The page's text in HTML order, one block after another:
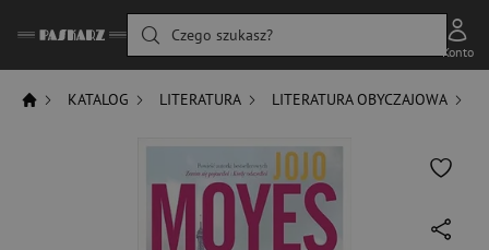
Czego szukasz?
Konto
KATALOG LITERATURA LITERATURA OBYCZAJOWA